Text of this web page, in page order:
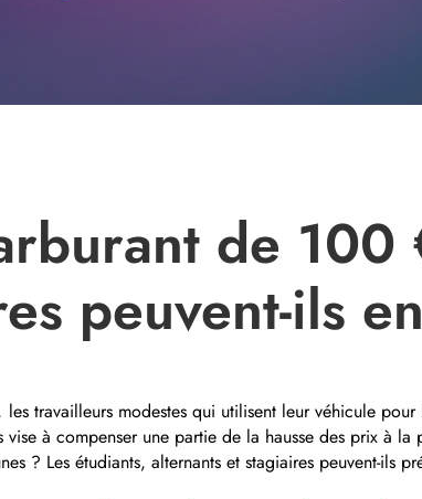
de 100
peuvent-ils
travailleurs modestes qui utilisent leur véhicule
vise à compenser une partie de la hausse des prix à la
? Les étudiants, alternants et stagiaires peuvent-